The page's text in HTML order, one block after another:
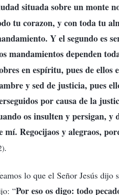
situada sobre un monte
tu corazon, y con toda tu
Y el segundo es
mandamientos dependen
en espíritu, pues de
y sed de justicia, pues
por causa de la
os insulten y persigan, y
mí. Regocijaos y alegraos,
.
lo que el Señor Jesús dijo
“Por eso os digo: todo